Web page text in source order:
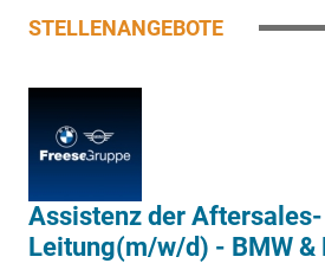
STELLENANGEBOTE
Assistenz der Aftersales-
Leitung(m/w/d) - BMW &